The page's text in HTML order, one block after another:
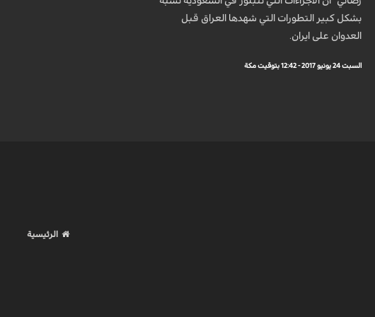
بشكل كبير التطورات التي شهدها العراق قبل
العدوان على ايران.
السبت 24 يونيو 2017 - 12:42 بتوقيت مكة
الرئيسية